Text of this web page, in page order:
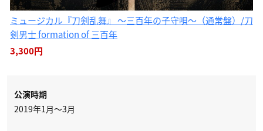
ミュージカル『刀剣乱舞』 〜三百年の子守唄〜（通常盤）/刀
剣男士 formation of 三百年
3,300円
公演時期
2019年1月～3月